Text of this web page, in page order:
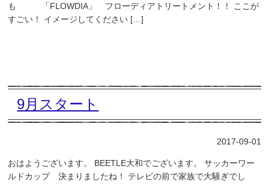
も 「FLOWDIA」 フローディアトリートメント！！ ここが
すごい！ イメージしてください […]
9月スタート
2017-09-01
おはようございます。 BEETLE大和でございます。 サッカーワー
ルドカップ 決まりましたね！ テレビの前で家族で大騒ぎでし